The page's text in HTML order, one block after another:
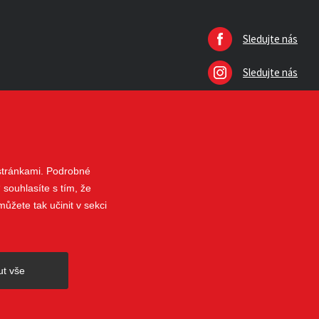
Sledujte nás
Sledujte nás
Podrobné
souhlasíte s tím, že
tak učinit v sekci
vše